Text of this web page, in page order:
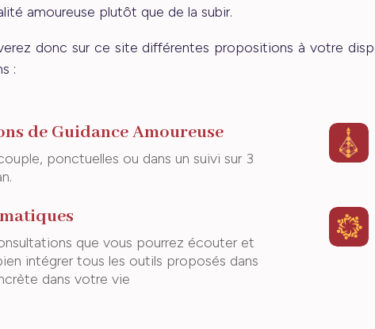
amoureuse plutôt que de la subir.
donc sur ce site différentes propositions à votre
:
de Guidance Amoureuse
ponctuelles ou dans un suivi sur 3
que vous pourrez écouter et
intégrer tous les outils proposés dans
dans votre vie